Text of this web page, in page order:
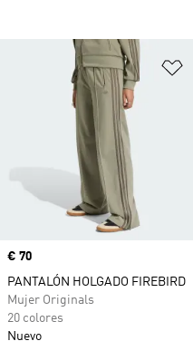
Precio
€ 70
PANTALÓN HOLGADO FIREBIRD
Mujer Originals
20 colores
Nuevo